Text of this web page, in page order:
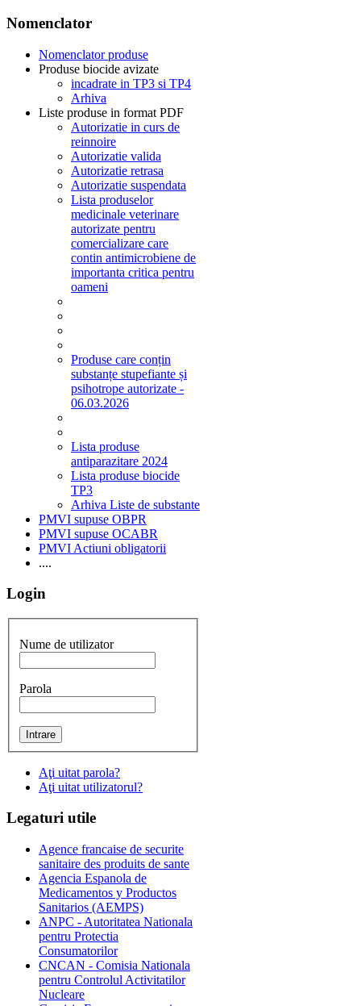
Nomenclator
Nomenclator produse
Produse biocide avizate
incadrate in TP3 si TP4
Arhiva
Liste produse in format PDF
Autorizatie in curs de
reinnoire
Autorizatie valida
Autorizatie retrasa
Autorizatie suspendata
Lista produselor
medicinale veterinare
autorizate pentru
comercializare care
contin antimicrobiene de
importanta critica pentru
oameni
Produse care conțin
substanțe stupefiante și
psihotrope autorizate -
06.03.2026
Lista produse
antiparazitare 2024
Lista produse biocide
TP3
Arhiva Liste de substante
PMVI supuse OBPR
PMVI supuse OCABR
PMVI Actiuni obligatorii
....
Login
Nume de utilizator
Parola
Aţi uitat parola?
Aţi uitat utilizatorul?
Legaturi utile
Agence francaise de securite
sanitaire des produits de sante
Agencia Espanola de
Medicamentos y Productos
Sanitarios (AEMPS)
ANPC - Autoritatea Nationala
pentru Protectia
Consumatorilor
CNCAN - Comisia Nationala
pentru Controlul Activitatilor
Nucleare